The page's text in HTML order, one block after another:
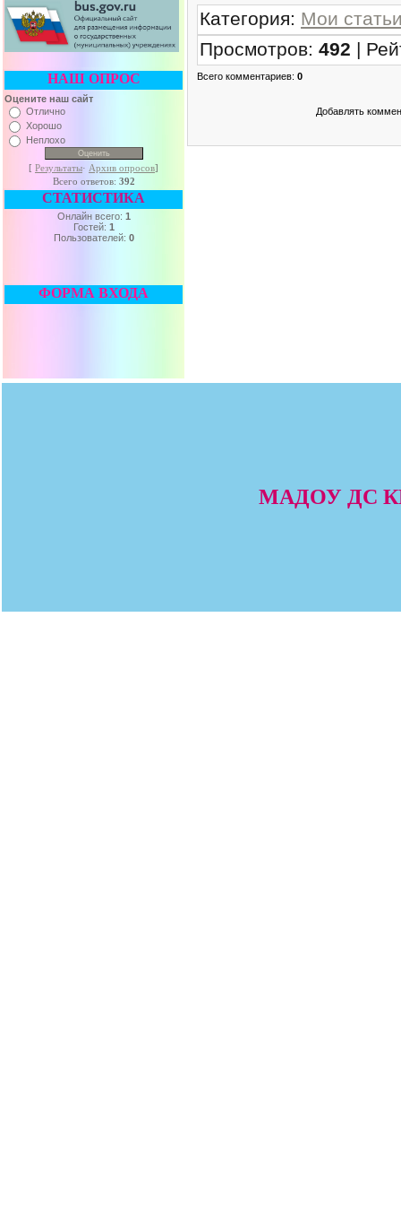
НАШ ОПРОС
Оцените наш сайт
Отлично
Хорошо
Неплохо
[ Результаты· Архив опросов]
Всего ответов: 392
СТАТИСТИКА
Онлайн всего: 1
Гостей: 1
Пользователей: 0
ФОРМА ВХОДА
Категория: Мои
Просмотров: 492 |
Всего комментариев: 0
Добавлять
МАДОУ ДС